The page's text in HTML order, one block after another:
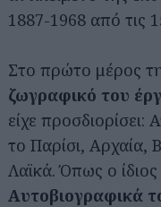
1887-1968 από τις
Στο πρώτο μέρος
ζωγραφικό του
είχε
το Παρίσι, Αρχαία,
Λαϊκά. Όπως ο
Αυτοβιογραφικά